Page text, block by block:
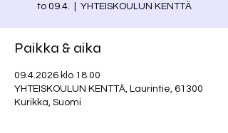
to 09.4. YHTEISKOULUN KENTTÄ
Paikka & aika
09.4.2026 klo 18.00
YHTEISKOULUN KENTTÄ, Laurintie, 61300
Kurikka, Suomi